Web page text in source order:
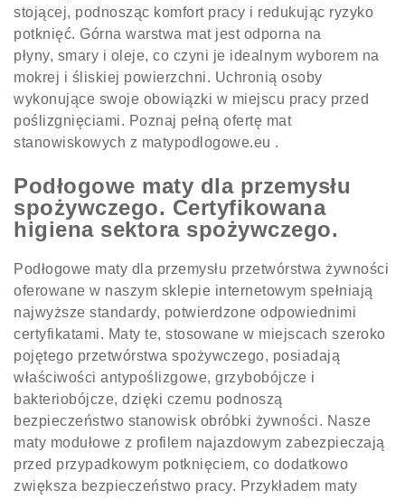
stojącej, podnosząc komfort pracy i redukując ryzyko
potknięć. Górna warstwa mat jest odporna na
płyny, smary i oleje, co czyni je idealnym wyborem na
mokrej i śliskiej powierzchni. Uchronią osoby
wykonujące swoje obowiązki w miejscu pracy przed
poślizgnięciami. Poznaj pełną ofertę mat
stanowiskowych z matypodlogowe.eu .
Podłogowe maty dla przemysłu
spożywczego. Certyfikowana
higiena sektora spożywczego.
Podłogowe maty dla przemysłu przetwórstwa żywności
oferowane w naszym sklepie internetowym spełniają
najwyższe standardy, potwierdzone odpowiednimi
certyfikatami. Maty te, stosowane w miejscach szeroko
pojętego przetwórstwa spożywczego, posiadają
właściwości antypoślizgowe, grzybobójcze i
bakteriobójcze, dzięki czemu podnoszą
bezpieczeństwo stanowisk obróbki żywności. Nasze
maty modułowe z profilem najazdowym zabezpieczają
przed przypadkowym potknięciem, co dodatkowo
zwiększa bezpieczeństwo pracy. Przykładem maty